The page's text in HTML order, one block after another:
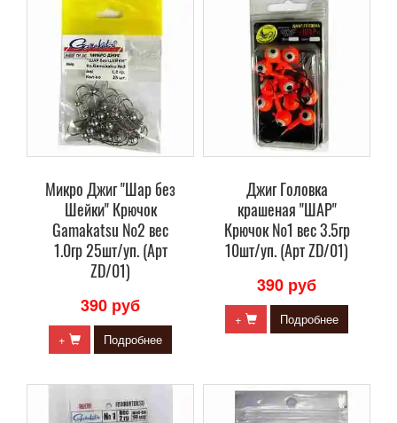
Микро Джиг "Шар без
Шейки" Крючок
Gamakatsu №2 вес
1.0гр 25шт/уп. (Арт
ZD/01)
390 руб
+ Подробнее
Джиг Головка
крашеная "ШАР"
Крючок №1 вес 3.5гр
10шт/уп. (Арт ZD/01)
390 руб
+ Подробнее